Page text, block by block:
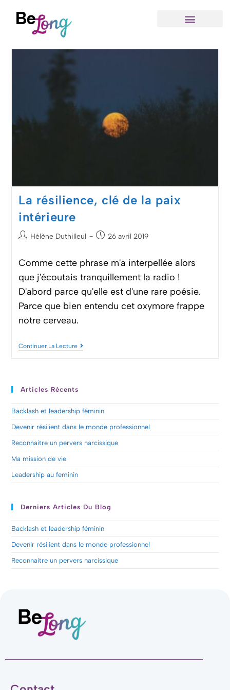
La résilience, clé de la paix
intérieure
Hélène Duthilleul 26 avril 2019
Comme cette phrase m'a interpellée alors
que j'écoutais tranquillement la radio !
D'abord parce qu'elle est d'une rare poésie.
Parce que bien entendu cet oxymore frappe
notre cerveau.
Continuer La Lecture
Articles Récents
Backlash et leadership féminin
Devenir résilient dans le monde professionnel
Reconnaitre un pervers narcissique
Ma mission de vie
Leadership au feminin
Derniers Articles Du Blog
Backlash et leadership féminin
Devenir résilient dans le monde professionnel
Reconnaitre un pervers narcissique